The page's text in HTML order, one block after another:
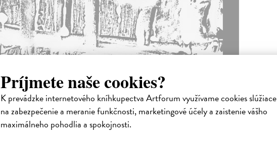
Príjmete naše cookies?
K prevádzke internetového kníhkupectva Artforum využívame cookies slúžiace
na zabezpečenie a meranie funkčnosti, marketingové účely a zaistenie vášho
maximálneho pohodlia a spokojnosti.